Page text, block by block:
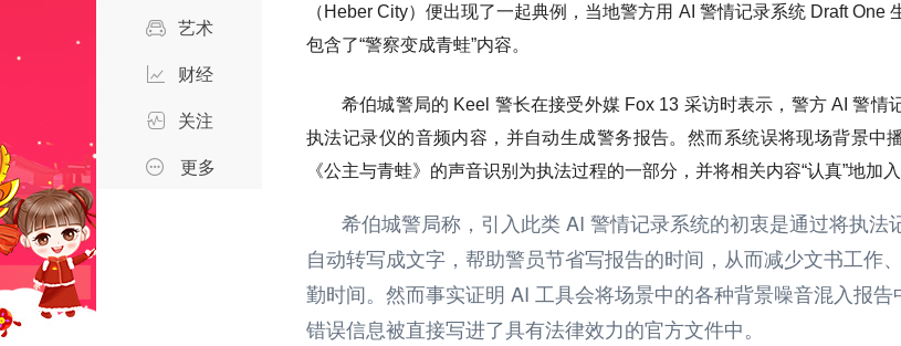
艺术
财经
关注
更多
（Heber City）便出现了一起典例， 当地警方用 AI 警情记录系统 Draft One
包含了“警察变成青蛙”内容。
希伯城警局的 Keel 警长在接受外媒 Fox 13 采访时表示，警方 AI 警情
执法记录仪的音频内容，并自动生成警务报告。 然而系统误将现场背景中
《公主与青蛙》的声音识别为执法过程的一部分，并将相关内容“认真”地加
希伯城警局称，引入此类 AI 警情记录系统的初衷是通过将执法
自动转写成文字，帮助警员节省写报告的时间，从而减少文书工作
勤时间。然而事实证明 AI 工具会将场景中的各种背景噪音混入报告
错误信息被直接写进了具有法律效力的官方文件中。